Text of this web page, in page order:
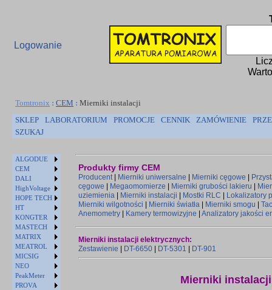
Logowanie
Tomtronix : CEM : Mierniki instalacji
SKLEP
LABORATORIUM PROMOCJE CENNIK ZAMÓWIENIE
SZUKAJ
ALGODUE
CEM
DALI
HighVoltage
HOPE TECH
HT
KONGTER
MASTECH
MATRIX
MEATROL
MICSIG
NEO
PeakMeter
PROVA
Produkty firmy CEM
Producent| Mierniki uniwersalne Mierniki cęgowe
cęgowe
Megaomomierze Mierniki grubości lakieru
uziemienia
Mierniki instalacji Mostki RLC
Lokalizatory
Mierniki wilgotności
Mierniki światła Mierniki smogu
Anemometry
Kamery termowizyjne Analizatory jakości
Mierniki instalacji elektrycznych:
Zestawienie
DT-6650 DT-5301 DT-901
Mierniki instalacji